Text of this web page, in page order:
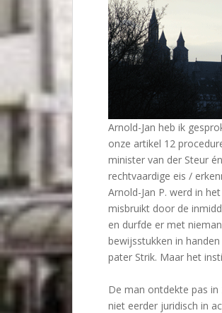
Arnold-Jan heb ik
onze artikel 12
minister van der Steur
rechtvaardige eis /
Arnold-Jan P. werd in
misbruikt door de
en durfde er met
bewijsstukken in
pater Strik. Maar het
De man ontdekte pas
niet eerder juridisch in